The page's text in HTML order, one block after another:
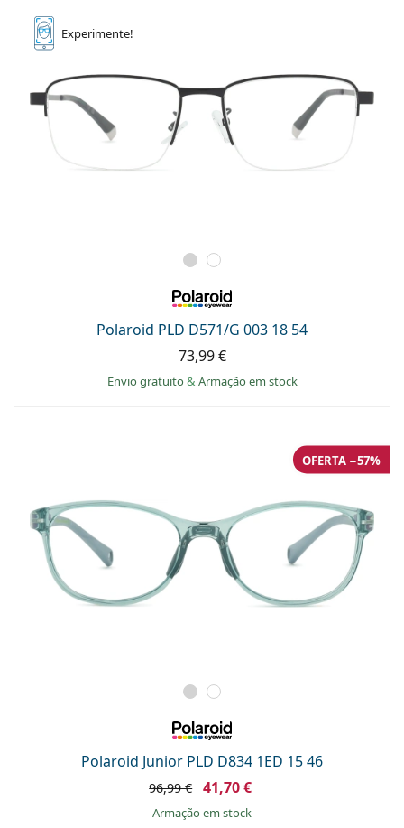
Experimente!
Polaroid PLD D571/G 003 18 54
73,99 €
Envio gratuito& Armação em stock
Polaroid Junior PLD D834 1ED 15 46
OFERTA −57%
96,99 € 41,70 €
Armação em stock